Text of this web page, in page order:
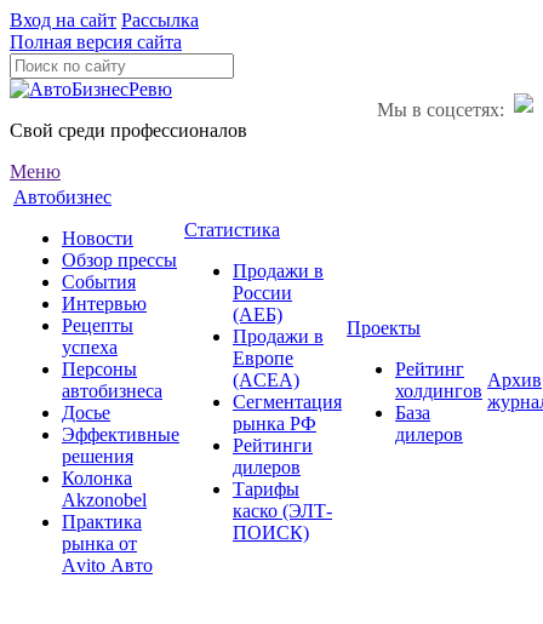
Вход на сайт Рассылка
Полная версия сайта
Мы в соцсетях:
Свой среди профессионалов
Меню
Автобизнес
Новости
Обзор прессы
События
Интервью
Рецепты
успеха
Персоны
автобизнеса
Досье
Эффективные
решения
Колонка
Akzonobel
Практика
рынка от
Аvito Авто
Статистика
Продажи в
России
(АЕБ)
Продажи в
Европе
(ACEA)
Сегментация
рынка РФ
Рейтинги
дилеров
Тарифы
каско (ЭЛТ-
ПОИСК)
Проекты
Рейтинг
холдингов
База
дилеров
Архив